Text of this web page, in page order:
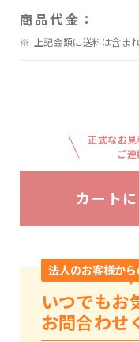
商品代金：
上記金額に送料は含ま
正式なお
ご連
カート
法人のお客様か
いつでもお
お問合わせ